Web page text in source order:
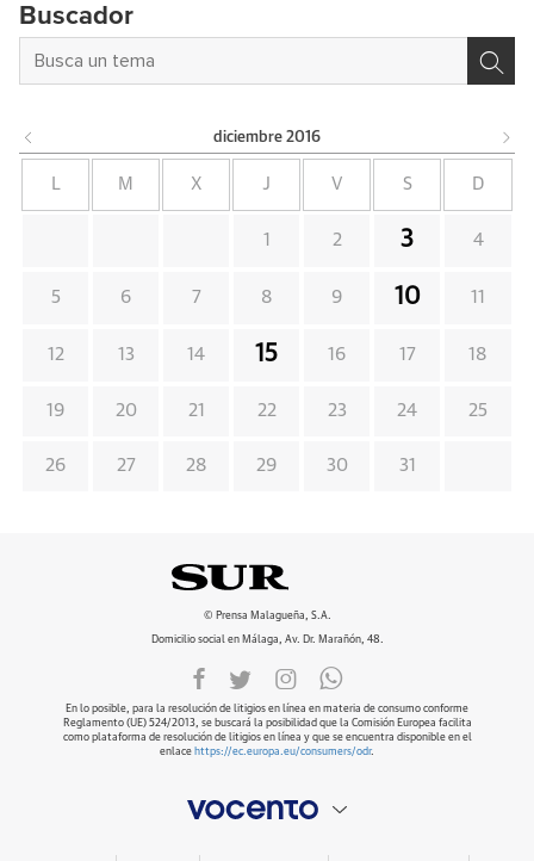
Buscador
diciembre 2016
L M X J V S D
1 2 3 4
5 6 7 8 9 10 11
12 13 14 15 16 17 18
19 20 21 22 23 24 25
26 27 28 29 30 31
© Prensa Malagueña, S.A.
Domicilio social en Málaga, Av. Dr. Marañón, 48.
En lo posible, para la resolución de litigios en línea en materia de consumo conforme
Reglamento (UE) 524/2013, se buscará la posibilidad que la Comisión Europea facilita
como plataforma de resolución de litigios en línea y que se encuentra disponible en el
enlace https://ec.europa.eu/consumers/odr.